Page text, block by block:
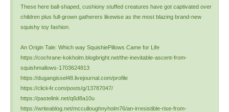
These here ball-shaped, cushiony stuffed creatures have got captivated over
children plus full-grown gatherers likewise as the most blazing brand-new
squishy toy fashion.
An Origin Tale: Which way SquishiePillows Came for Life
https://cochrane-kokholm.blogbright.net/the-inevitable-ascent-from-
squishmallows-1703624813
https://dugangissel48.livejournal.com/profile
https://click4r.com/posts/g/13787047/
https://pastelink.net/q6d8a10u
https://writeablog.net/mcculloughnyholm76/an-irresistible-rise-from-